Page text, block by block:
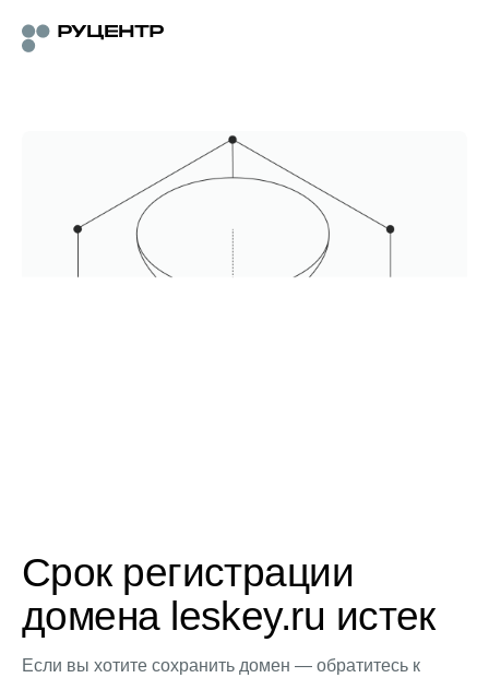
Срок регистрации
домена leskey.ru истек
Если вы хотите сохранить домен — обратитесь к